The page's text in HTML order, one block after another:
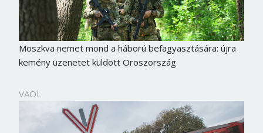
Moszkva nemet mond a háború befagyasztására: újra
kemény üzenetet küldött Oroszország
VAOL